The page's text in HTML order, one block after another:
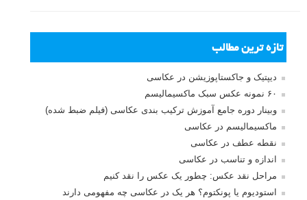
تازه ترین مطالب
دیپتیک و جاکستا‌پوزیشن در عکاسی
۶۰ نمونه عکس سبک ماکسیمالیسم
وبینار دوره جامع آموزش ترکیب بندی عکاسی (فیلم ضبط شده)
ماکسیمالیسم در عکاسی
نقطه عطف در عکاسی
اندازه و تناسب در عکاسی
مراحل نقد عکس: چطور یک عکس را نقد کنیم
استودیوم یا پونکتوم؟ هر یک در عکاسی چه مفهومی دارند